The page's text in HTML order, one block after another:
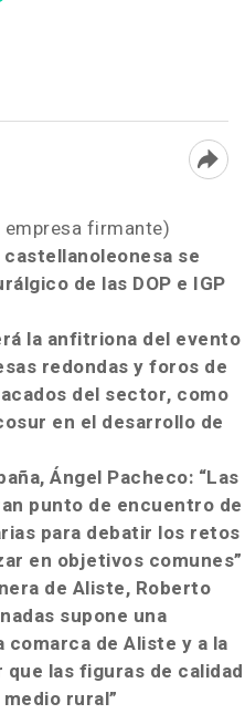
firmante)
se
de las DOP e IGP
la anfitriona del evento
redondas y foros de
del sector, como
en el desarrollo de
Ángel Pacheco: “Las
punto de encuentro de
para debatir los retos
en objetivos comunes”
de Aliste, Roberto
supone una
de Aliste y a la
las figuras de calidad
rural”